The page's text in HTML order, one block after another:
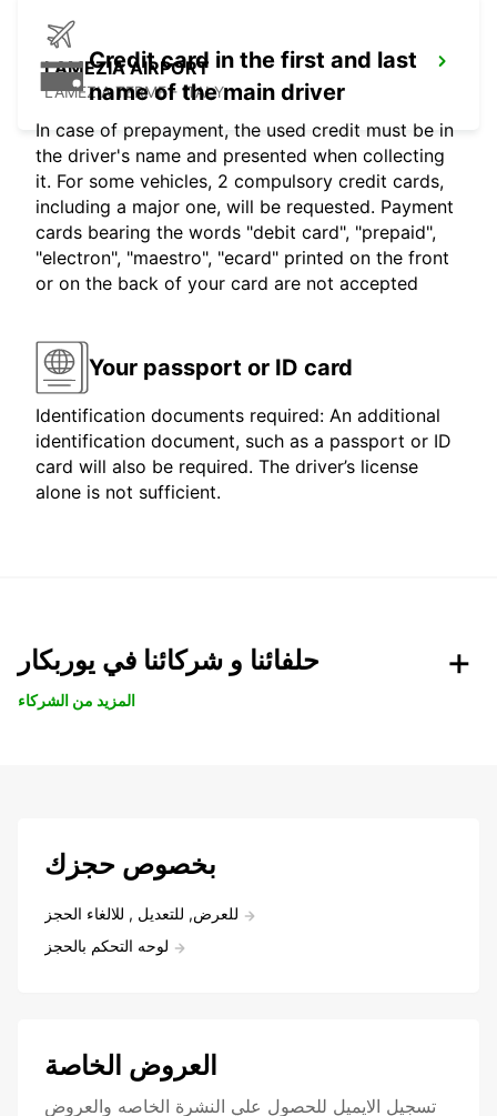
LAMEZIA AIRPORT
LAMEZIA TERME - ITALY
Credit card in the first and last
name of the main driver
In case of prepayment, the used credit must be in
the driver's name and presented when collecting
it. For some vehicles, 2 compulsory credit cards,
including a major one, will be requested. Payment
cards bearing the words "debit card", "prepaid",
"electron", "maestro", "ecard" printed on the front
or on the back of your card are not accepted
Your passport or ID card
Identification documents required: An additional
identification document, such as a passport or ID
card will also be required. The driver’s license
alone is not sufficient.
حلفائنا و شركائنا في يوربكار
المزيد من الشركاء
بخصوص حجزك
للعرض, للتعديل , للالغاء الحجز
لوحه التحكم بالحجز
العروض الخاصة
تسجيل الايميل للحصول علي النشرة الخاصه والعروض